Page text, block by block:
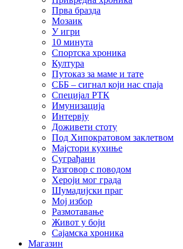
Прва бразда
Мозаик
У игри
10 минута
Спортска хроника
Култура
Путоказ за маме и тате
СББ – сигнал који нас спаја
Специјал РТК
Имунизација
Интервју
Доживети стоту
Под Хипократовом заклетвом
Мајстори кухиње
Суграђани
Разговор с поводом
Хероји мог града
Шумадијски праг
Мој избор
Размотавање
Живот у боји
Сајамска хроника
Магазин